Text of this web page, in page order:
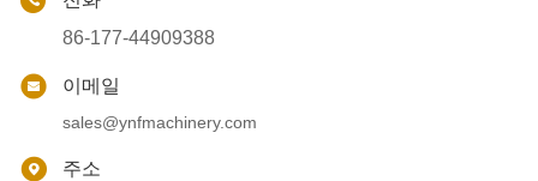
86-177-44909388
이메일
sales@ynfmachinery.com
주소